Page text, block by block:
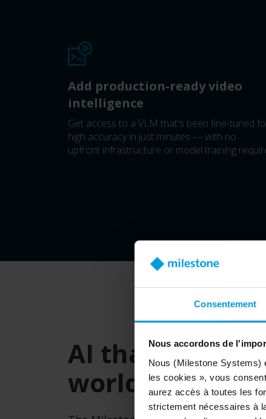
Consentement
Nous accordons de
Nous (Milestone Systems)
les cookies », vous
aurez accès à toutes les
strictement nécessaires à
Add production-ready video
intelligence
Get access to a VLM that's been fine-tuned
high accuracy in just minutes — with no
upfront infrastructure or model training
AI that learns
world